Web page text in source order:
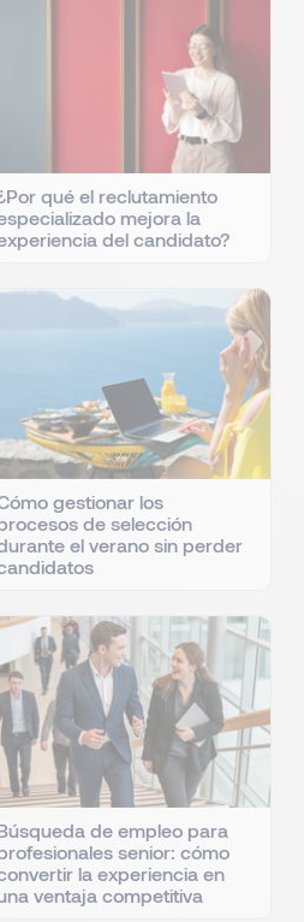
Options
qué el reclutamiento
mejora la
del candidato?
gestionar los
de selección
el verano sin perder
de empleo para
senior: cómo
la experiencia en
ventaja competitiva